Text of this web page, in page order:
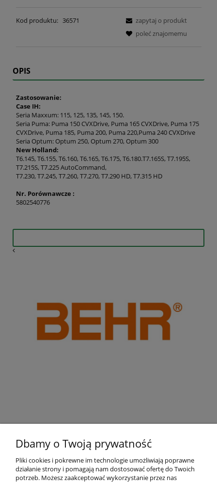
Kod produktu: 36571
zapytaj o produkt
poleć znajomemu
OPIS
Zastosowanie:
Case IH:
Seria Maxxum: 115, 125, 135, 145, 150.
Seria Puma: Puma 150 CVXDrive, Puma 165 CVXDrive, Puma 175
CVXDrive, Puma 185, Puma 200, Puma 220,Puma 240 CVXDrive
Seria Optum: Optum 250, Optum 270, Optum 300
New Holland:
T6.145, T6.155, T6.160, T6.165, T6.175, T6.180.T7.165S, T7.195S,
T7.215S, T7.225 AutoCommand,
T7.230, T7.245, T7.260, T7.270, T7.290 HD, T7.315 HD
Nr. Porównawcze :
5802540776
Pomoc
Dbamy o Twoją prywatność
Pliki cookies i pokrewne im technologie umożliwiają poprawne
działanie strony i pomagają nam dostosować ofertę do Twoich
potrzeb. Możesz zaakceptować wykorzystanie przez nas